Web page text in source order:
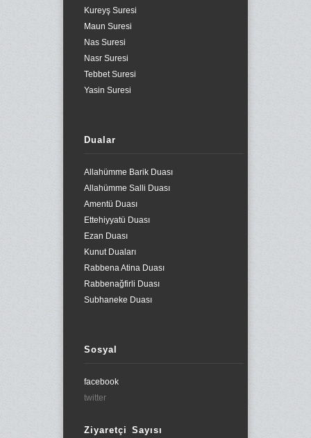
Kureyş Suresi
Maun Suresi
Nas Suresi
Nasr Suresi
Tebbet Suresi
Yasin Suresi
Dualar
Allahümme Barik Duası
Allahümme Salli Duası
Amentü Duası
Ettehiyyatü Duası
Ezan Duası
Kunut Duaları
Rabbena Atina Duası
Rabbenağfirli Duası
Subhaneke Duası
Sosyal
facebook
twitter
Ziyaretçi Sayısı